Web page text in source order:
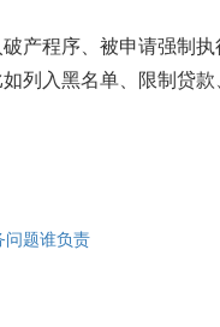
产程序、被申请强制
列入黑名单、限制贷款
问题谁负责